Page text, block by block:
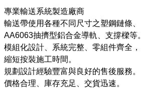
專業輸送系統製造廠商
輸送帶使用各種不同尺寸之塑鋼鏈條、
AA6063抽擠型鋁合金導軌、支撐樑等。
模組化設計、系統完整、零組件齊全，
縮短按裝施工時間。
規劃設計經驗豐富與良好的售後服務。
價格合理、庫存充足、交貨迅速。